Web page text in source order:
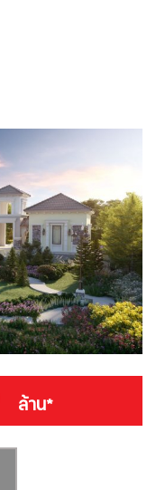
ล้าน*